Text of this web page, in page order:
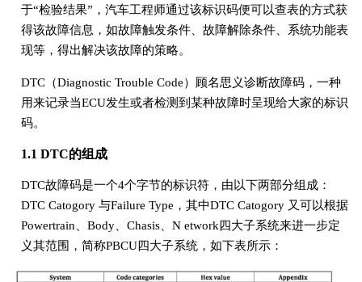
于“检验结果”，汽车工程师通过该标识码便可以查表的方式获
得该故障信息，如故障触发条件、故障解除条件、系统功能表
现等，得出解决该故障的策略。
DTC（Diagnostic Trouble Code）顾名思义诊断故障码，一种
用来记录当ECU发生或者检测到某种故障时呈现给大家的标识
码。
1.1 DTC的组成
DTC故障码是一个4个字节的标识符，由以下两部分组成：
DTC Catogory 与Failure Type，其中DTC Catogory 又可以根据
Powertrain、Body、Chasis、N etwork四大子系统来进一步定
义其范围，简称PBCU四大子系统，如下表所示：